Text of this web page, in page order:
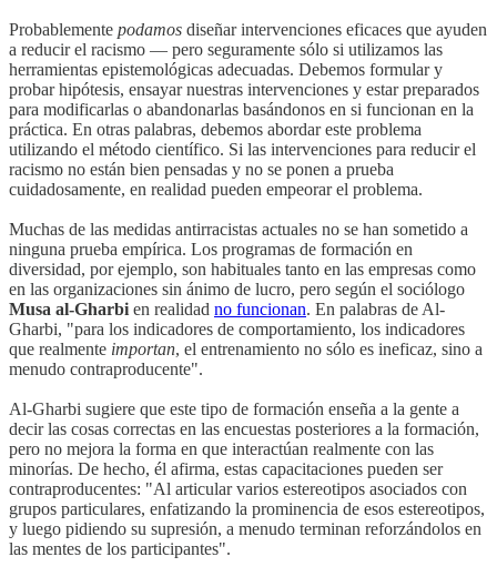
Probablemente podamos diseñar intervenciones eficaces que ayuden
a reducir el racismo — pero seguramente sólo si utilizamos las
herramientas epistemológicas adecuadas. Debemos formular y
probar hipótesis, ensayar nuestras intervenciones y estar preparados
para modificarlas o abandonarlas basándonos en si funcionan en la
práctica. En otras palabras, debemos abordar este problema
utilizando el método científico. Si las intervenciones para reducir el
racismo no están bien pensadas y no se ponen a prueba
cuidadosamente, en realidad pueden empeorar el problema.
Muchas de las medidas antirracistas actuales no se han sometido a
ninguna prueba empírica. Los programas de formación en
diversidad, por ejemplo, son habituales tanto en las empresas como
en las organizaciones sin ánimo de lucro, pero según el sociólogo
Musa al-Gharbi en realidad no funcionan. En palabras de Al-
Gharbi, "para los indicadores de comportamiento, los indicadores
que realmente importan, el entrenamiento no sólo es ineficaz, sino a
menudo contraproducente".
Al-Gharbi sugiere que este tipo de formación enseña a la gente a
decir las cosas correctas en las encuestas posteriores a la formación,
pero no mejora la forma en que interactúan realmente con las
minorías. De hecho, él afirma, estas capacitaciones pueden ser
contraproducentes: "Al articular varios estereotipos asociados con
grupos particulares, enfatizando la prominencia de esos estereotipos,
y luego pidiendo su supresión, a menudo terminan reforzándolos en
las mentes de los participantes".